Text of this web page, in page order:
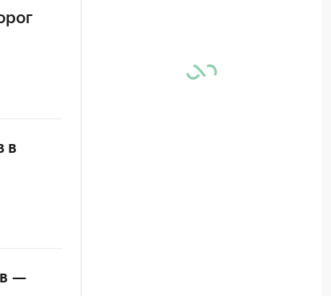
в
—